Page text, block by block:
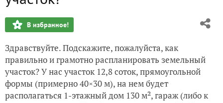
В избранное!
Здравствуйте. Подскажите, пожалуйста, как
правильно и грамотно распланировать земельный
участок? У нас участок 12,8 соток, прямоугольной
формы (примерно 40×30 м), на нем будет
располагаться 1-этажный дом 130 м², гараж (либо к